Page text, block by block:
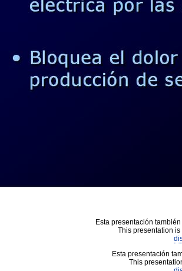
Esta presentación
This presentation
Esta presentación
This